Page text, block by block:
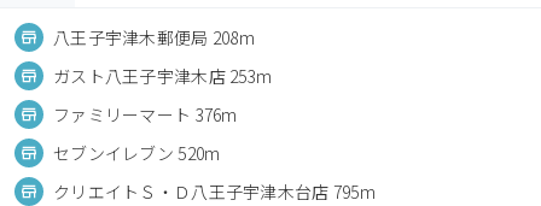
八王子宇津木郵便局 208m
ガスト八王子宇津木店 253m
ファミリーマート 376m
セブンイレブン 520m
クリエイトＳ・Ｄ八王子宇津木台店 795m